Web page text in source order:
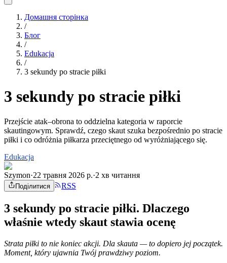
Домашня сторінка
/
Блог
/
Edukacja
/
3 sekundy po stracie piłki
3 sekundy po stracie piłki
Przejście atak–obrona to oddzielna kategoria w raporcie
skautingowym. Sprawdź, czego skaut szuka bezpośrednio po stracie
piłki i co odróżnia piłkarza przeciętnego od wyróżniającego się.
Edukacja
Szymon·22 травня 2026 р.·2 хв читання
Поділитися RSS
3 sekundy po stracie piłki. Dlaczego
właśnie wtedy skaut stawia ocenę
Strata piłki to nie koniec akcji. Dla skauta — to dopiero jej początek.
Moment, który ujawnia Twój prawdziwy poziom.